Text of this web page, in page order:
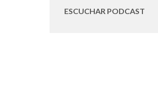
ESCUCHAR PODCAST